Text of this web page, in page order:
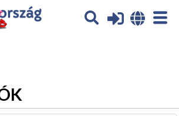
használ. További tájékoztatás itt: